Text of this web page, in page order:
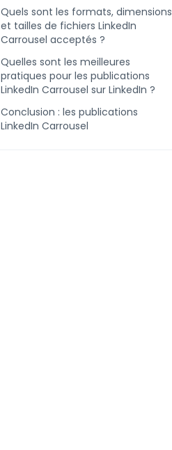
Quels sont les formats, dimensions
et tailles de fichiers LinkedIn
Carrousel acceptés ?
Quelles sont les meilleures
pratiques pour les publications
LinkedIn Carrousel sur LinkedIn ?
Conclusion : les publications
LinkedIn Carrousel